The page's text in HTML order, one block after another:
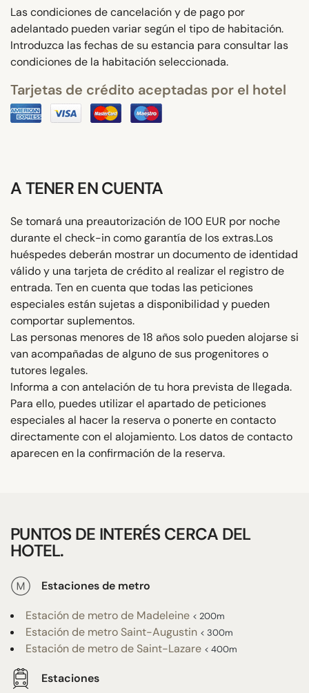
Las condiciones de cancelación y de pago por
adelantado pueden variar según el tipo de habitación.
Introduzca las fechas de su estancia para consultar las
condiciones de la habitación seleccionada.
Tarjetas de crédito aceptadas por el hotel
A TENER EN CUENTA
Se tomará una preautorización de 100 EUR por noche
durante el check-in como garantía de los extras.Los
huéspedes deberán mostrar un documento de identidad
válido y una tarjeta de crédito al realizar el registro de
entrada. Ten en cuenta que todas las peticiones
especiales están sujetas a disponibilidad y pueden
comportar suplementos.
Las personas menores de 18 años solo pueden alojarse si
van acompañadas de alguno de sus progenitores o
tutores legales.
Informa a con antelación de tu hora prevista de llegada.
Para ello, puedes utilizar el apartado de peticiones
especiales al hacer la reserva o ponerte en contacto
directamente con el alojamiento. Los datos de contacto
aparecen en la confirmación de la reserva.
PUNTOS DE INTERÉS CERCA DEL
HOTEL.
Estaciones de metro
Estación de metro de Madeleine < 200m
Estación de metro Saint-Augustin < 300m
Estación de metro de Saint-Lazare < 400m
Estaciones